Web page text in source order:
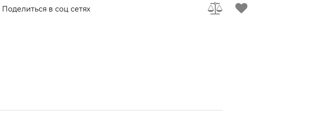
Поделиться в соц сетях